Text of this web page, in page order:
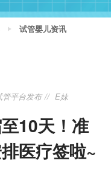
试管婴儿资讯
管平台发布
E妹
10天！准
医疗签啦~